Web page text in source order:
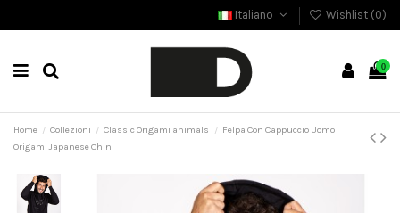
Italiano Wishlist (0)
0
Home Collezioni Classic Origami animals
Felpa Con Cappuccio Uomo
Origami Japanese Chin